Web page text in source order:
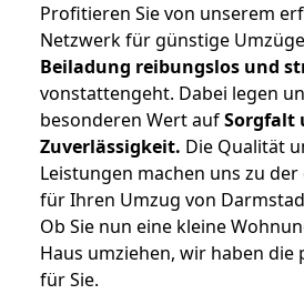
Profitieren Sie von unserem
Netzwerk für günstige
Beiladung reibungslos und
vonstattengeht. Dabei legen
besonderen Wert aufSorgfalt
Zuverlässigkeit. Die Qualität
Leistungen machen uns zu
für Ihren Umzug von
Ob Sie nun eine kleine
Haus umziehen, wir haben die
für Sie.